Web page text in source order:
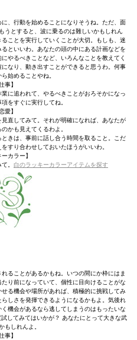
、行動を始めることになりそうね。ただ、面
うとすると、波に乗るのは難しいかもしれん
ことを実行していくことが大切。もしも、迷
といいわ。あなたの頭の中にある計画などを
やるべきことなど、いろんなことを教えてく
なり、動き出すことができると思うわ。何事
始めることやね。
事】
に追われて、やるべきことがおろそかになっ
をすぐに実行してね。
愛】
直してみて。それが明確になれば、あなたが
かも見えてくるわよ。
きは、事前に話し合う時間を取ること。こだ
すり合わせしておいたほうがいいわ。
ーカラー】
。 白のラッキーカラーアイテムを探す
ることがあるかもね。いつの間にか枠にはま
り前になっていて、個性に目向けることがな
る機会や場所があれば、積極的に挑戦してみ
しさを発揮できるようになるかもよ。気後れ
機会があるなら逃してしまうのはもったいな
してみてはいかが？ あなたにとって大きな武
もしれんよ。
事】